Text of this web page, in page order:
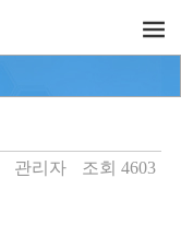
관리자 조회 4603